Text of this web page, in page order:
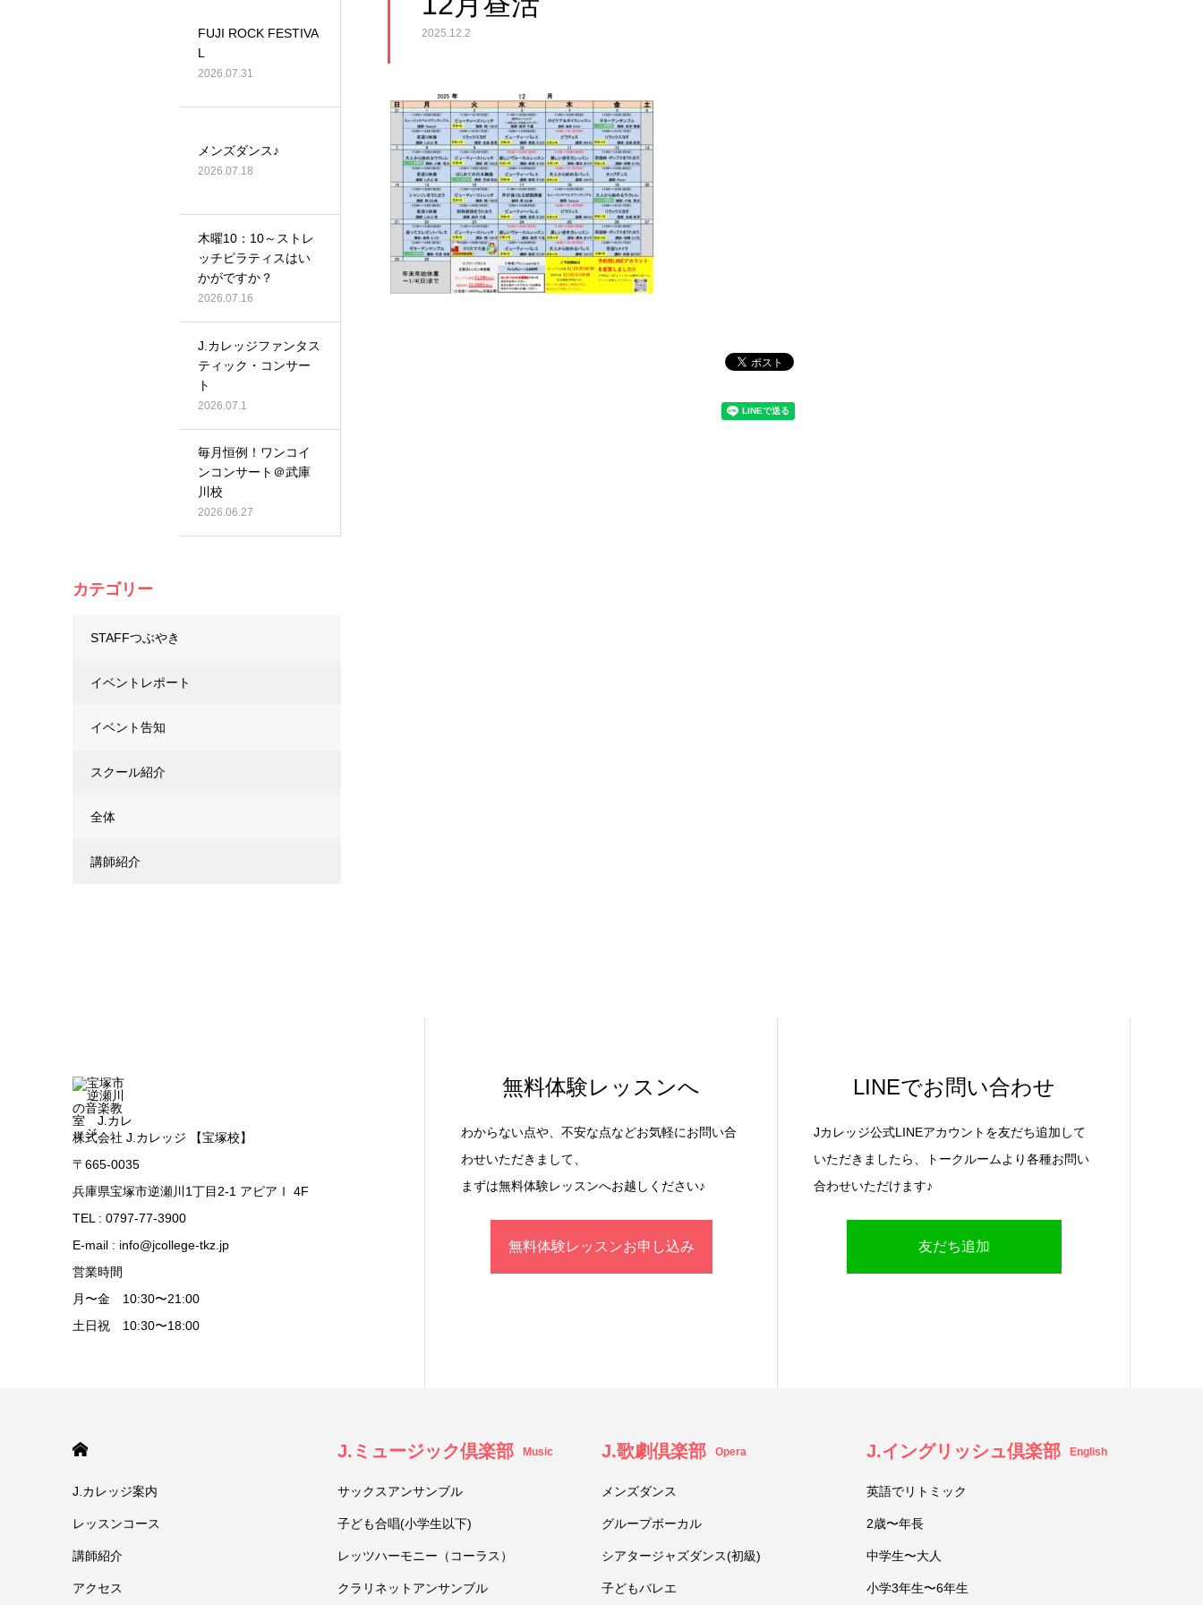
2025.12.2
FUJI ROCK FESTIVA
L
2026.07.31
メンズダンス♪
2026.07.18
木曜10：10～ストレ
ッチピラティスはい
かがですか？
2026.07.16
J.カレッジファンタス
ティック・コンサー
ト
2026.07.1
毎月恒例！ワンコイ
ンコンサート＠武庫
川校
2026.06.27
カテゴリー
STAFFつぶやき
イベントレポート
イベント告知
スクール紹介
全体
講師紹介
株式会社 J.カレッジ 【宝塚校】
〒665-0035
兵庫県宝塚市逆瀬川1丁目2-1 アピアⅠ 4F
TEL : 0797-77-3900
E-mail : info@jcollege-tkz.jp
営業時間
月〜金 10:30〜21:00
土日祝 10:30〜18:00
無料体験レッスンへ
わからない点や、不安な点などお気軽にお問い合
わせいただきまして、
まずは無料体験レッスンへお越しください♪
無料体験レッスンお申し込み
LINEでお問い合わせ
Jカレッジ公式LINEアカウントを友だち追加して
いただきましたら、トークルームより各種お問い
合わせいただけます♪
友だち追加
J.カレッジ案内
レッスンコース
講師紹介
アクセス
J.ミュージック倶楽部 Music
サックスアンサンブル
子ども合唱(小学生以下)
レッツハーモニー（コーラス）
クラリネットアンサンブル
J.歌劇倶楽部 Opera
メンズダンス
グループボーカル
シアタージャズダンス(初級)
子どもバレエ
J.イングリッシュ倶楽部 English
英語でリトミック
2歳〜年長
中学生〜大人
小学3年生〜6年生